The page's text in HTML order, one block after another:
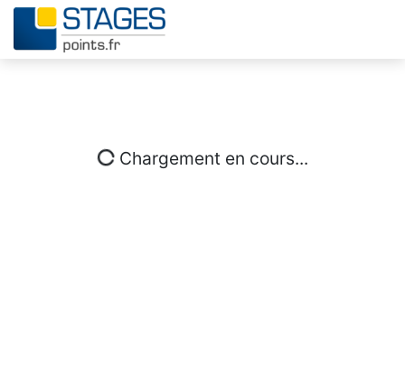
Chargement en cours...